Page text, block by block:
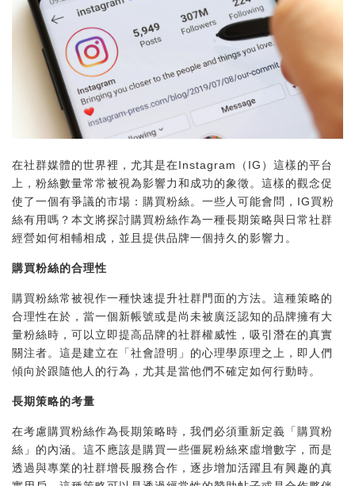
在社群媒體的世界裡，尤其是在Instagram（IG）這樣的平台
上，粉絲數量常常被視為影響力和成功的象徵。這樣的觀念促
使了一個有爭議的市場：購買粉絲。一些人可能會問，IG買粉
絲有用嗎？本文將探討購買粉絲作為一種長期策略與日常社群
經營如何相輔相成，並且提供品牌一個持久的影響力。
購買粉絲的合理性
購買粉絲常被視作一種快速提升社群門面的方法。這種策略的
合理性在於，當一個新帳號或是尚未被廣泛認知的品牌擁有大
量粉絲時，可以立即提高品牌的社群權威性，吸引潛在的真實
關注者。這是建立在「社會證明」的心理學原理之上，即人們
傾向於跟隨他人的行為，尤其是當他們不確定如何行動時。
長期策略的考量
在考慮購買粉絲作為長期策略時，我們必須重新定義「購買粉
絲」的內涵。這不應該是購買一些僵屍粉絲來虛增數字，而是
透過與專業的社群增長服務合作，逐步增加活躍且有興趣的真